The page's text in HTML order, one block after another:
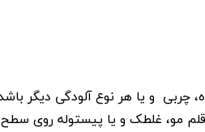
و یا هر نوع آلودگی دیگر
مو، غلطک و یا پیستوله روی